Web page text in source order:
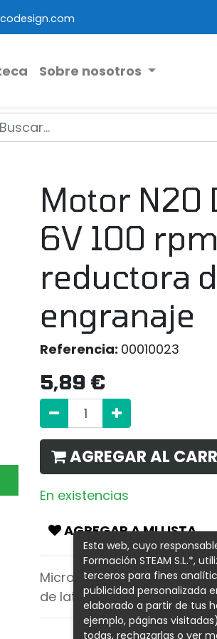
Sobre nosotros
Motor N20
6V 100
reductora
engranaje
Referencia: 00010023
5,89 €
AGREGAR AL
En existencias
AGREGAR A MI LISTA
Micro motor con
de latón y eje de 3mm de
Esta web, cuyo
Formación STEAM S.L.*,
terceros para fines
publicidad personalizada
elaborado a partir de tus
ejemplo, páginas
todas, rechazarlas o ver